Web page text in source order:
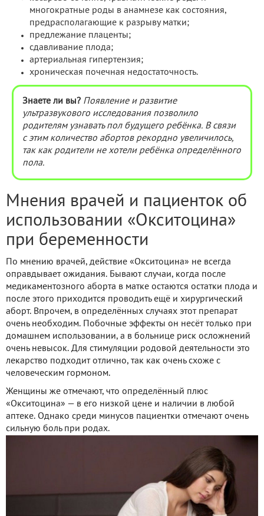
многократные роды в анамнезе как состояния,
предрасполагающие к разрыву матки;
предлежание плаценты;
сдавливание плода;
артериальная гипертензия;
хроническая почечная недостаточность.
Знаете ли вы? Появление и развитие
ультразвукового исследования позволило
родителям узнавать пол будущего ребёнка. В связи
с этим количество абортов рекордно увеличилось,
так как родители не хотели ребёнка определённого
пола.
Мнения врачей и пациенток об
использовании «Окситоцина»
при беременности
По мнению врачей, действие «Окситоцина» не всегда
оправдывает ожидания. Бывают случаи, когда после
медикаментозного аборта в матке остаются остатки плода и
после этого приходится проводить ещё и хирургический
аборт. Впрочем, в определённых случаях этот препарат
очень необходим. Побочные эффекты он несёт только при
домашнем использовании, а в больнице риск осложнений
очень невысок. Для стимуляции родовой деятельности это
лекарство подходит отлично, так как очень схоже с
человеческим гормоном.
Женщины же отмечают, что определённый плюс
«Окситоцина» — в его низкой цене и наличии в любой
аптеке. Однако среди минусов пациентки отмечают очень
сильную боль при родах.